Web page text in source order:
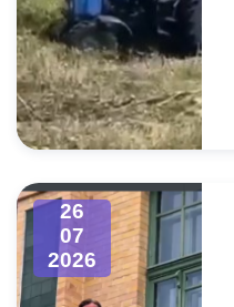
26
07
2026